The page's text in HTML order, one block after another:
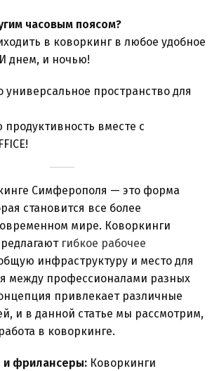
часовым поясом?
в коворкинг в любое удобное
днем, и ночью!
универсальное пространство для
вместе с
Симферополя — это форма
становится все более
мире. Коворкинги
гибкое рабочее
инфраструктуру и место для
между профессионалами разных
привлекает различные
и в данной статье мы рассмотрим,
в коворкинге.
и фрилансеры: Коворкинги